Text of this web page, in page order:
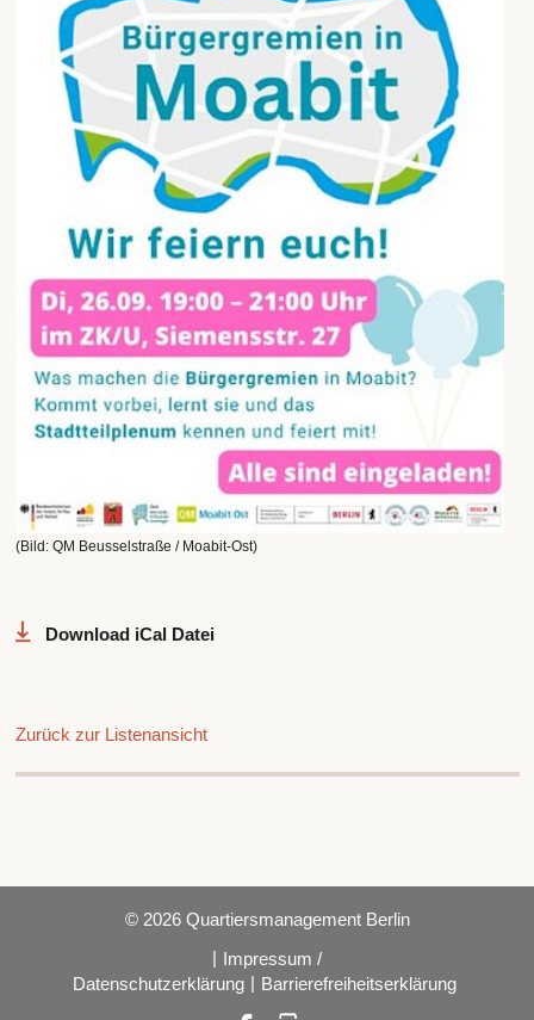
(Bild: QM Beusselstraße / Moabit-Ost)
Download iCal Datei
Zurück zur Listenansicht
© 2026 Quartiersmanagement Berlin
| Impressum /
Datenschutzerklärung | Barrierefreiheitserklärung